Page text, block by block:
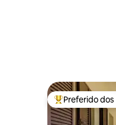
Entre os
Preferido